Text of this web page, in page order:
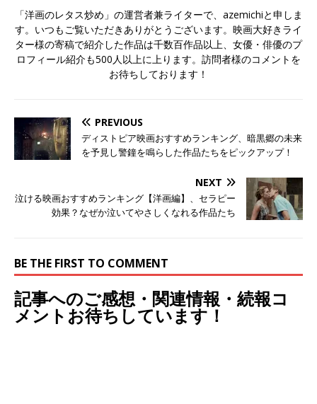
「洋画のレタス炒め」の運営者兼ライターで、azemichiと申しま
す。いつもご覧いただきありがとうございます。映画大好きライ
ター様の寄稿で紹介した作品は千数百作品以上、女優・俳優のプ
ロフィール紹介も500人以上に上ります。訪問者様のコメントを
お待ちしております！
PREVIOUS
ディストピア映画おすすめランキング、暗黒郷の未来
を予見し警鐘を鳴らした作品たちをピックアップ！
NEXT
泣ける映画おすすめランキング【洋画編】、セラピー
効果？なぜか泣いてやさしくなれる作品たち
BE THE FIRST TO COMMENT
記事へのご感想・関連情報・続報コ
メントお待ちしています！